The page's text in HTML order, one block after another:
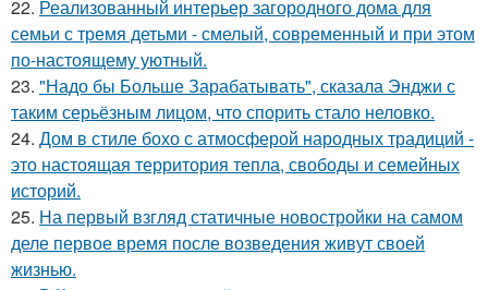
22. Реализованный интерьер загородного дома для
семьи с тремя детьми - смелый, современный и при этом
по-настоящему уютный.
23. "Надо бы Больше Зарабатывать", сказала Энджи с
таким серьёзным лицом, что спорить стало неловко.
24. Дом в стиле бохо с атмосферой народных традиций -
это настоящая территория тепла, свободы и семейных
историй.
25. На первый взгляд статичные новостройки на самом
деле первое время после возведения живут своей
жизнью.